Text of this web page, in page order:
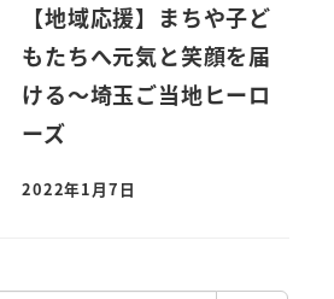
【地域応援】まちや子ど
もたちへ元気と笑顔を届
ける～埼玉ご当地ヒーロ
ーズ
2022年1月7日